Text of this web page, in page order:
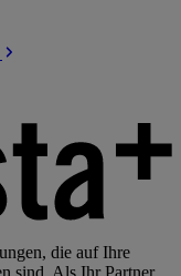
die auf Ihre
sind. Als Ihr Partner